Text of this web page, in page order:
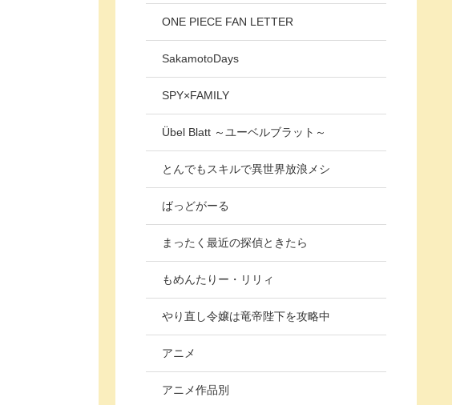
ONE PIECE FAN LETTER
SakamotoDays
SPY×FAMILY
Übel Blatt ～ユーベルブラット～
とんでもスキルで異世界放浪メシ
ばっどがーる
まったく最近の探偵ときたら
もめんたりー・リリィ
やり直し令嬢は竜帝陛下を攻略中
アニメ
アニメ作品別